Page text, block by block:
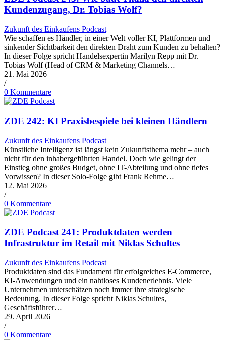
Kundenzugang, Dr. Tobias Wolf?
Zukunft des Einkaufens Podcast
Wie schaffen es Händler, in einer Welt voller KI, Plattformen und
sinkender Sichtbarkeit den direkten Draht zum Kunden zu behalten?
In dieser Folge spricht Handelsexpertin Marilyn Repp mit Dr.
Tobias Wolf (Head of CRM & Marketing Channels…
21. Mai 2026
/
0 Kommentare
ZDE 242: KI Praxisbespiele bei kleinen Händlern
Zukunft des Einkaufens Podcast
Künstliche Intelligenz ist längst kein Zukunftsthema mehr – auch
nicht für den inhabergeführten Handel. Doch wie gelingt der
Einstieg ohne großes Budget, ohne IT-Abteilung und ohne tiefes
Vorwissen? In dieser Solo-Folge gibt Frank Rehme…
12. Mai 2026
/
0 Kommentare
ZDE Podcast 241: Produktdaten werden
Infrastruktur im Retail mit Niklas Schultes
Zukunft des Einkaufens Podcast
Produktdaten sind das Fundament für erfolgreiches E-Commerce,
KI-Anwendungen und ein nahtloses Kundenerlebnis. Viele
Unternehmen unterschätzen noch immer ihre strategische
Bedeutung. In dieser Folge spricht Niklas Schultes,
Geschäftsführer…
29. April 2026
/
0 Kommentare